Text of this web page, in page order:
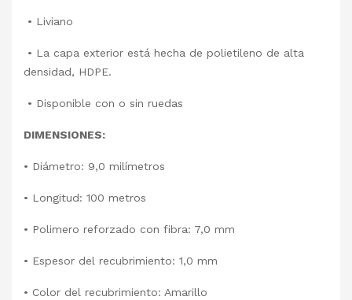
• Liviano
• La capa exterior está hecha de polietileno de alta
densidad, HDPE.
• Disponible con o sin ruedas
DIMENSIONES:
• Diámetro: 9,0 milímetros
• Longitud: 100 metros
• Polimero reforzado con fibra: 7,0 mm
• Espesor del recubrimiento: 1,0 mm
• Color del recubrimiento: Amarillo